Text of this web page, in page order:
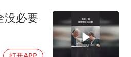
贵州轮胎子公司获美国退税8136万
郑国霖回应去景区上班被保安拦下
没必要